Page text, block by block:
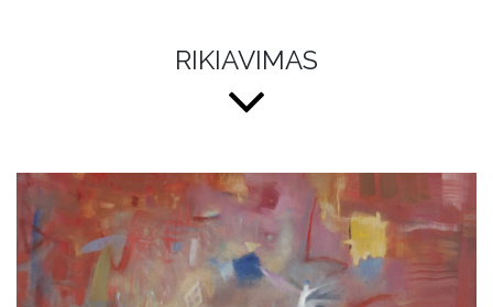
RIKIAVIMAS